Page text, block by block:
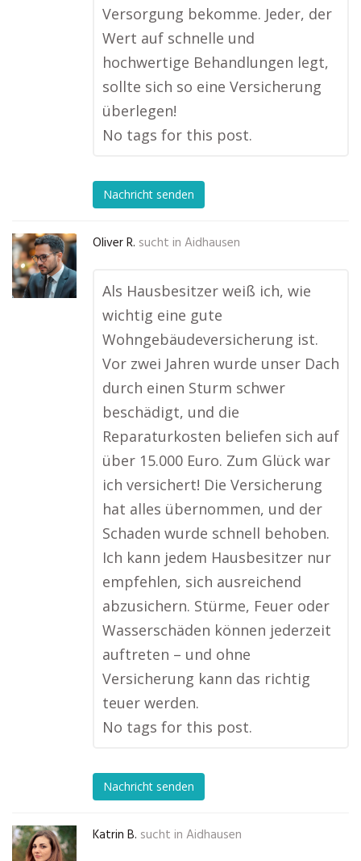
Versorgung bekomme. Jeder, der
Wert auf schnelle und
hochwertige Behandlungen legt,
sollte sich so eine Versicherung
überlegen!
No tags for this post.
Nachricht senden
Oliver R. sucht in Aidhausen
Als Hausbesitzer weiß ich, wie
wichtig eine gute
Wohngebäudeversicherung ist.
Vor zwei Jahren wurde unser Dach
durch einen Sturm schwer
beschädigt, und die
Reparaturkosten beliefen sich auf
über 15.000 Euro. Zum Glück war
ich versichert! Die Versicherung
hat alles übernommen, und der
Schaden wurde schnell behoben.
Ich kann jedem Hausbesitzer nur
empfehlen, sich ausreichend
abzusichern. Stürme, Feuer oder
Wasserschäden können jederzeit
auftreten – und ohne
Versicherung kann das richtig
teuer werden.
No tags for this post.
Nachricht senden
Katrin B. sucht in Aidhausen